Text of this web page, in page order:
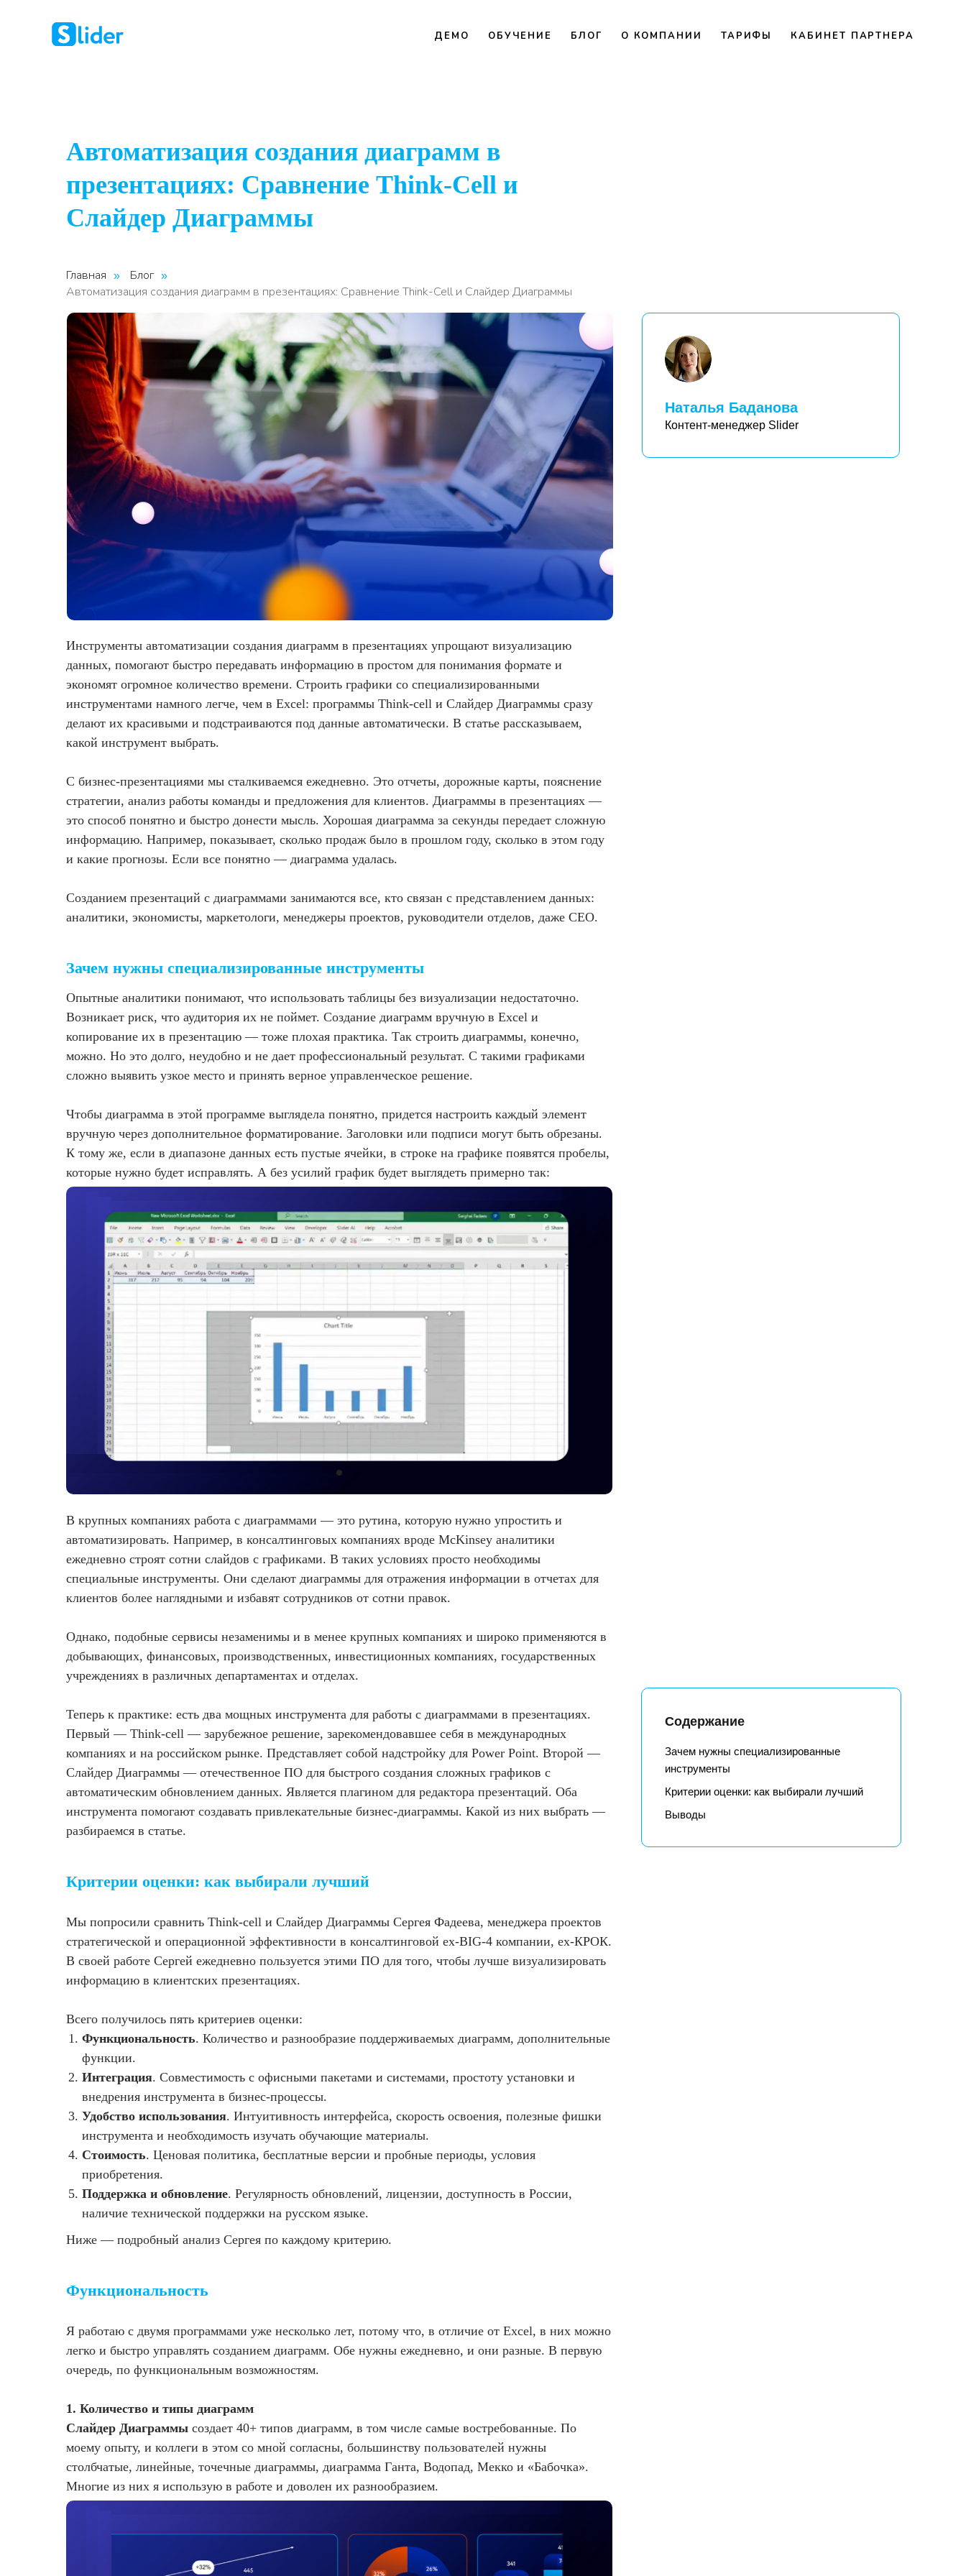
ДЕМО ОБУЧЕНИЕ БЛОГ О КОМПАНИИ ТАРИФЫ КАБИНЕТ ПАРТНЕРА
Автоматизация создания диаграмм в
презентациях: Сравнение Think-Cell и
Слайдер Диаграммы
Главная » Блог »
Автоматизация создания диаграмм в презентациях: Сравнение Think-Cell и Слайдер Диаграммы
Наталья Баданова
Контент-менеджер Slider
Содержание
Зачем нужны специализированные
инструменты
Критерии оценки: как выбирали лучший
Выводы
Инструменты автоматизации создания диаграмм в презентациях упрощают визуализацию
данных, помогают быстро передавать информацию в простом для понимания формате и
экономят огромное количество времени. Строить графики со специализированными
инструментами намного легче, чем в Excel: программы Think-cell и Слайдер Диаграммы сразу
делают их красивыми и подстраиваются под данные автоматически. В статье рассказываем,
какой инструмент выбрать.
С бизнес-презентациями мы сталкиваемся ежедневно. Это отчеты, дорожные карты, пояснение
стратегии, анализ работы команды и предложения для клиентов. Диаграммы в презентациях —
это способ понятно и быстро донести мысль. Хорошая диаграмма за секунды передает сложную
информацию. Например, показывает, сколько продаж было в прошлом году, сколько в этом году
и какие прогнозы. Если все понятно — диаграмма удалась.
Созданием презентаций с диаграммами занимаются все, кто связан с представлением данных:
аналитики, экономисты, маркетологи, менеджеры проектов, руководители отделов, даже CEO.
Зачем нужны специализированные инструменты
Опытные аналитики понимают, что использовать таблицы без визуализации недостаточно.
Возникает риск, что аудитория их не поймет. Создание диаграмм вручную в Excel и
копирование их в презентацию — тоже плохая практика. Так строить диаграммы, конечно,
можно. Но это долго, неудобно и не дает профессиональный результат. С такими графиками
сложно выявить узкое место и принять верное управленческое решение.
Чтобы диаграмма в этой программе выглядела понятно, придется настроить каждый элемент
вручную через дополнительное форматирование. Заголовки или подписи могут быть обрезаны.
К тому же, если в диапазоне данных есть пустые ячейки, в строке на графике появятся пробелы,
которые нужно будет исправлять. А без усилий график будет выглядеть примерно так:
В крупных компаниях работа с диаграммами — это рутина, которую нужно упростить и
автоматизировать. Например, в консалтинговых компаниях вроде McKinsey аналитики
ежедневно строят сотни слайдов с графиками. В таких условиях просто необходимы
специальные инструменты. Они сделают диаграммы для отражения информации в отчетах для
клиентов более наглядными и избавят сотрудников от сотни правок.
Однако, подобные сервисы незаменимы и в менее крупных компаниях и широко применяются в
добывающих, финансовых, производственных, инвестиционных компаниях, государственных
учреждениях в различных департаментах и отделах.
Теперь к практике: есть два мощных инструмента для работы с диаграммами в презентациях.
Первый — Think-cell — зарубежное решение, зарекомендовавшее себя в международных
компаниях и на российском рынке. Представляет собой надстройку для Power Point. Второй —
Слайдер Диаграммы — отечественное ПО для быстрого создания сложных графиков с
автоматическим обновлением данных. Является плагином для редактора презентаций. Оба
инструмента помогают создавать привлекательные бизнес-диаграммы. Какой из них выбрать —
разбираемся в статье.
Критерии оценки: как выбирали лучший
Мы попросили сравнить Think-cell и Слайдер Диаграммы Сергея Фадеева, менеджера проектов
стратегической и операционной эффективности в консалтинговой ex-BIG-4 компании, ex-КРОК.
В своей работе Сергей ежедневно пользуется этими ПО для того, чтобы лучше визуализировать
информацию в клиентских презентациях.
Всего получилось пять критериев оценки:
Функциональность. Количество и разнообразие поддерживаемых диаграмм, дополнительные
функции.​
Интеграция. Совместимость с офисными пакетами и системами, простоту установки и
внедрения инструмента в бизнес-процессы.​
Удобство использования. Интуитивность интерфейса, скорость освоения, полезные фишки
инструмента и необходимость изучать обучающие материалы.​
Стоимость. Ценовая политика, бесплатные версии и пробные периоды, условия
приобретения.
Поддержка и обновление. Регулярность обновлений, лицензии, доступность в России,
наличие технической поддержки на русском языке.
Ниже — подробный анализ Сергея по каждому критерию.
Функциональность
Я работаю с двумя программами уже несколько лет, потому что, в отличие от Excel, в них можно
легко и быстро управлять созданием диаграмм. Обе нужны ежедневно, и они разные. В первую
очередь, по функциональным возможностям.
1. Количество и типы диаграмм
Слайдер Диаграммы создает 40+ типов диаграмм, в том числе самые востребованные. По
моему опыту, и коллеги в этом со мной согласны, большинству пользователей нужны
столбчатые, линейные, точечные диаграммы, диаграмма Ганта, Водопад, Мекко и «Бабочка».
Многие из них я использую в работе и доволен их разнообразием.